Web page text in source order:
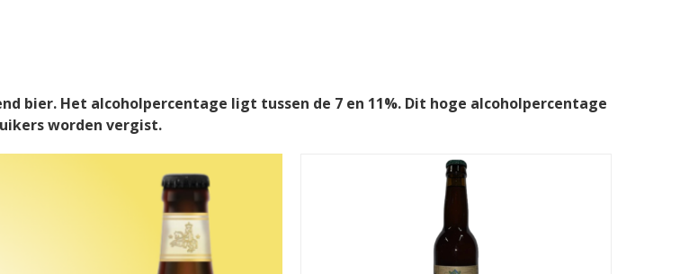
bier. Het alcoholpercentage ligt tussen de 7 en 11%. Dit hoge alcoholpercentage
worden vergist.